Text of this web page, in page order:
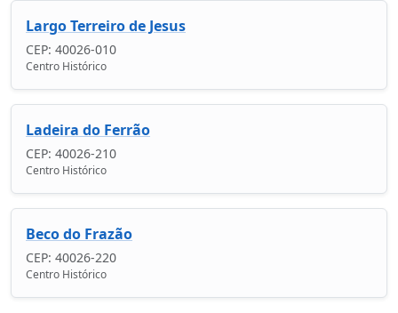
Largo Terreiro de Jesus
CEP: 40026-010
Centro Histórico
Ladeira do Ferrão
CEP: 40026-210
Centro Histórico
Beco do Frazão
CEP: 40026-220
Centro Histórico